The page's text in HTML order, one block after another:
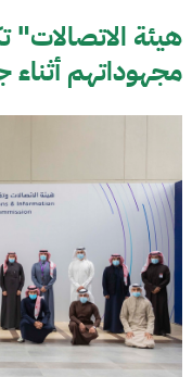
هيئة الاتصالات"
مجهوداتهم أثناء